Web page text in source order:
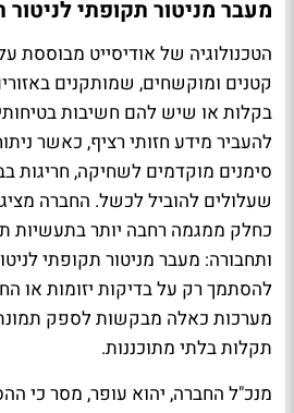
מעבר מניטור תקופתי לניטור
הטכנולוגיה של אודיסייט מבוססת על
קטנים ומוקשחים, שמותקנים
בקלות או שיש להם חשיבות
סימנים מוקדמים לשחיקה, חריגות
שעלולים להוביל לכשל. החברה
כחלק ממגמה רחבה יותר בתעשיות
ותחבורה: מעבר מניטור תקופתי
להסתמך רק על בדיקות יזומות או
מערכות כאלה מבקשות לספק
תקלות בלתי מתוכננות.